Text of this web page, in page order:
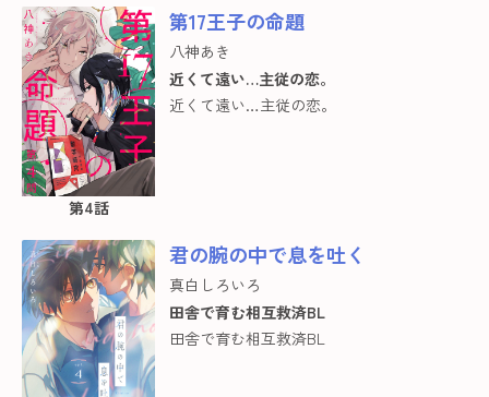
第4話
第17王子の命題
八神あき
近くて遠い…主従の恋。
近くて遠い…主従の恋。
君の腕の中で息を吐く
真白しろいろ
田舎で育む相互救済BL
田舎で育む相互救済BL